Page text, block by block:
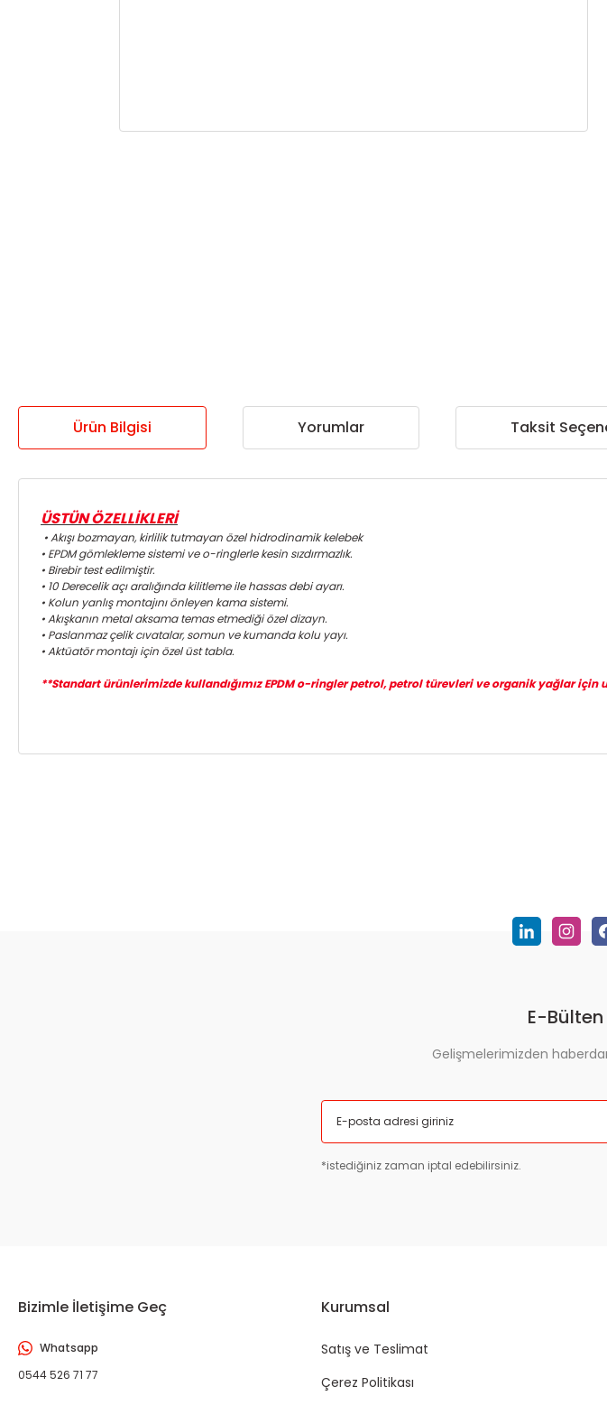
Ürün Bilgisi Yorumlar Taksit
ÜSTÜN ÖZELLİKLERİ
• Akışı bozmayan, kirlilik tutmayan özel hidrodinamik kelebek
• EPDM gömlekleme sistemi ve o-ringlerle kesin sızdırmazlık.
• Birebir test edilmiştir.
• 10 Derecelik açı aralığında kilitleme ile hassas debi ayarı.
• Kolun yanlış montajını önleyen kama sistemi.
• Akışkanın metal aksama temas etmediği özel dizayn.
• Paslanmaz çelik cıvatalar, somun ve kumanda kolu yayı.
• Aktüatör montajı için özel üst tabla.
**Standart ürünlerimizde kullandığımız EPDM o-ringler petrol, petrol türevleri ve organik yağlar
E-
Gelişmelerimizden
*istediğiniz zaman iptal edebilirsiniz.
Bizimle İletişime Geç
Whatsapp
0544 526 71 77
Kurumsal
Satış ve Teslimat
Çerez Politikası